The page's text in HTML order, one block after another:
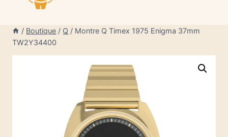
/ Boutique / Q / Montre Q Timex 1975 Enigma 37mm
TW2Y34400